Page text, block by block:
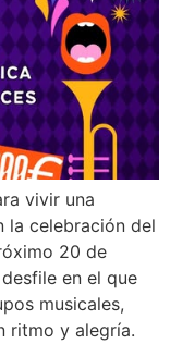
vivir una
la celebración del
20 de
en el que
musicales,
ritmo y alegría.